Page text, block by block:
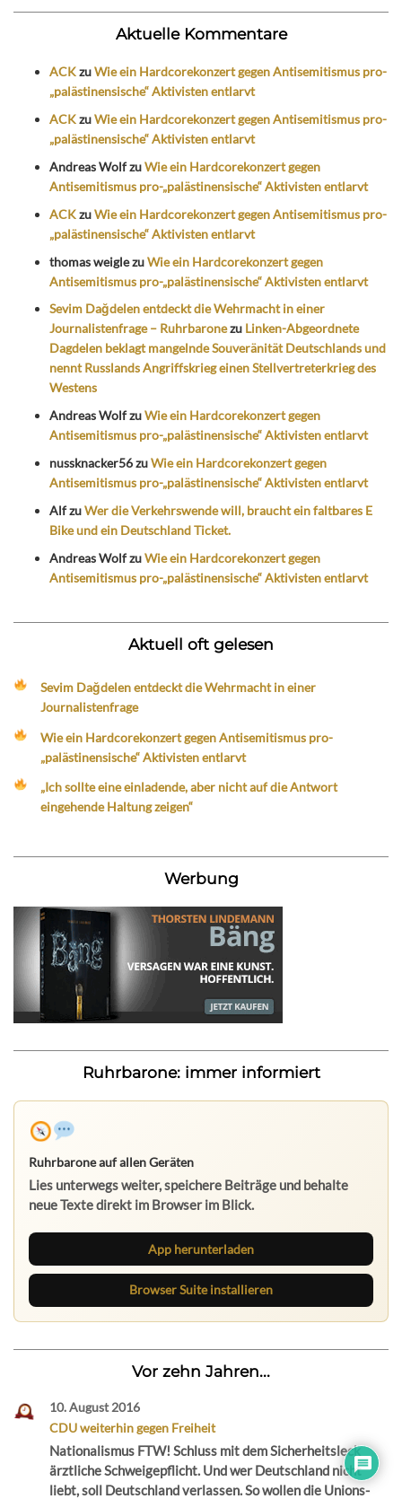
Aktuelle Kommentare
ACKzuWie ein Hardcorekonzert gegen Antisemitismus pro-
„palästinensische“ Aktivisten entlarvt
ACKzuWie ein Hardcorekonzert gegen Antisemitismus pro-
„palästinensische“ Aktivisten entlarvt
Andreas WolfzuWie ein Hardcorekonzert gegen
Antisemitismus pro-„palästinensische“ Aktivisten entlarvt
ACKzuWie ein Hardcorekonzert gegen Antisemitismus pro-
„palästinensische“ Aktivisten entlarvt
thomas weiglezuWie ein Hardcorekonzert gegen
Antisemitismus pro-„palästinensische“ Aktivisten entlarvt
Sevim Dağdelen entdeckt die Wehrmacht in einer
Journalistenfrage – Ruhrbaronezu Linken-Abgeordnete
Dagdelen beklagt mangelnde Souveränität Deutschlands und
nennt Russlands Angriffskrieg einen Stellvertreterkrieg des
Westens
Andreas WolfzuWie ein Hardcorekonzert gegen
Antisemitismus pro-„palästinensische“ Aktivisten entlarvt
nussknacker56zuWie ein Hardcorekonzert gegen
Antisemitismus pro-„palästinensische“ Aktivisten entlarvt
AlfzuWer die Verkehrswende will, braucht ein faltbares E
Bike und ein Deutschland Ticket.
Andreas WolfzuWie ein Hardcorekonzert gegen
Antisemitismus pro-„palästinensische“ Aktivisten entlarvt
Aktuell oft gelesen
Sevim Dağdelen entdeckt die Wehrmacht in einer
Journalistenfrage
Wie ein Hardcorekonzert gegen Antisemitismus pro-
„palästinensische“ Aktivisten entlarvt
„Ich sollte eine einladende, aber nicht auf die Antwort
eingehende Haltung zeigen“
Werbung
Ruhrbarone: immer informiert
Ruhrbarone auf allen Geräten
Lies unterwegs weiter, speichere Beiträge und behalte
neue Texte direkt im Browser im Blick.
App herunterladen
Browser Suite installieren
Vor zehn Jahren...
10. August 2016
CDU weiterhin gegen Freiheit
Nationalismus FTW! Schluss mit dem Sicherheitsleck
ärztliche Schweigepflicht. Und wer Deutschland nicht
liebt, soll Deutschland verlassen. So wollen die Unions-